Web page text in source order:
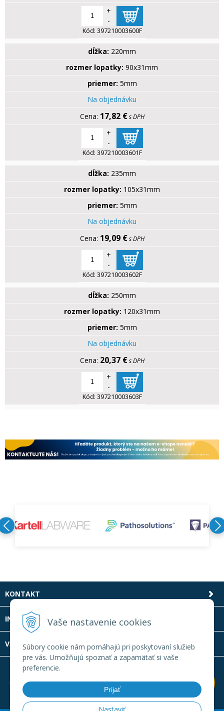
Vaše nastavenie cookies
Súbory cookie nám pomáhajú pri poskytovaní služieb
pre vás. Umožňujú spoznať a zapamätať si vaše
preferencie.
Prijať
+
-
Kód: 397210003600F
dĺžka: 220mm
rozmer lopatky: 90x31mm
priemer: 5mm
Na objednávku
17,82 € s DPH
+
-
Kód: 397210003601F
dĺžka: 235mm
rozmer lopatky: 105x31mm
priemer: 5mm
Na objednávku
19,09 € s DPH
+
-
Kód: 397210003602F
dĺžka: 250mm
rozmer lopatky: 120x31mm
priemer: 5mm
Na objednávku
20,37 € s DPH
+
-
Kód: 397210003603F
KONTAKT
INFOLINKA
VŠETKO O NÁKUPE